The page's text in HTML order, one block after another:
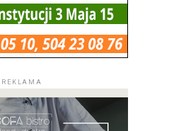
REKLAMA